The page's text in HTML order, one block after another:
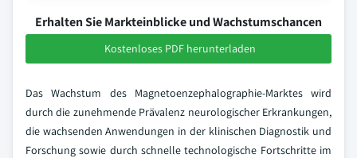
Erhalten Sie Markteinblicke und Wachstumschancen
Kostenloses PDF herunterladen
Das Wachstum des Magnetoenzephalographie-Marktes wird
durch die zunehmende Prävalenz neurologischer Erkrankungen,
die wachsenden Anwendungen in der klinischen Diagnostik und
Forschung sowie durch schnelle technologische Fortschritte im